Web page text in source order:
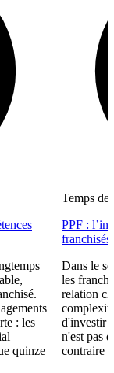
: les
quinze
Temps de
PPF :
franchisés
Dans le
les
relation
d'investir
n'est pas
contraire